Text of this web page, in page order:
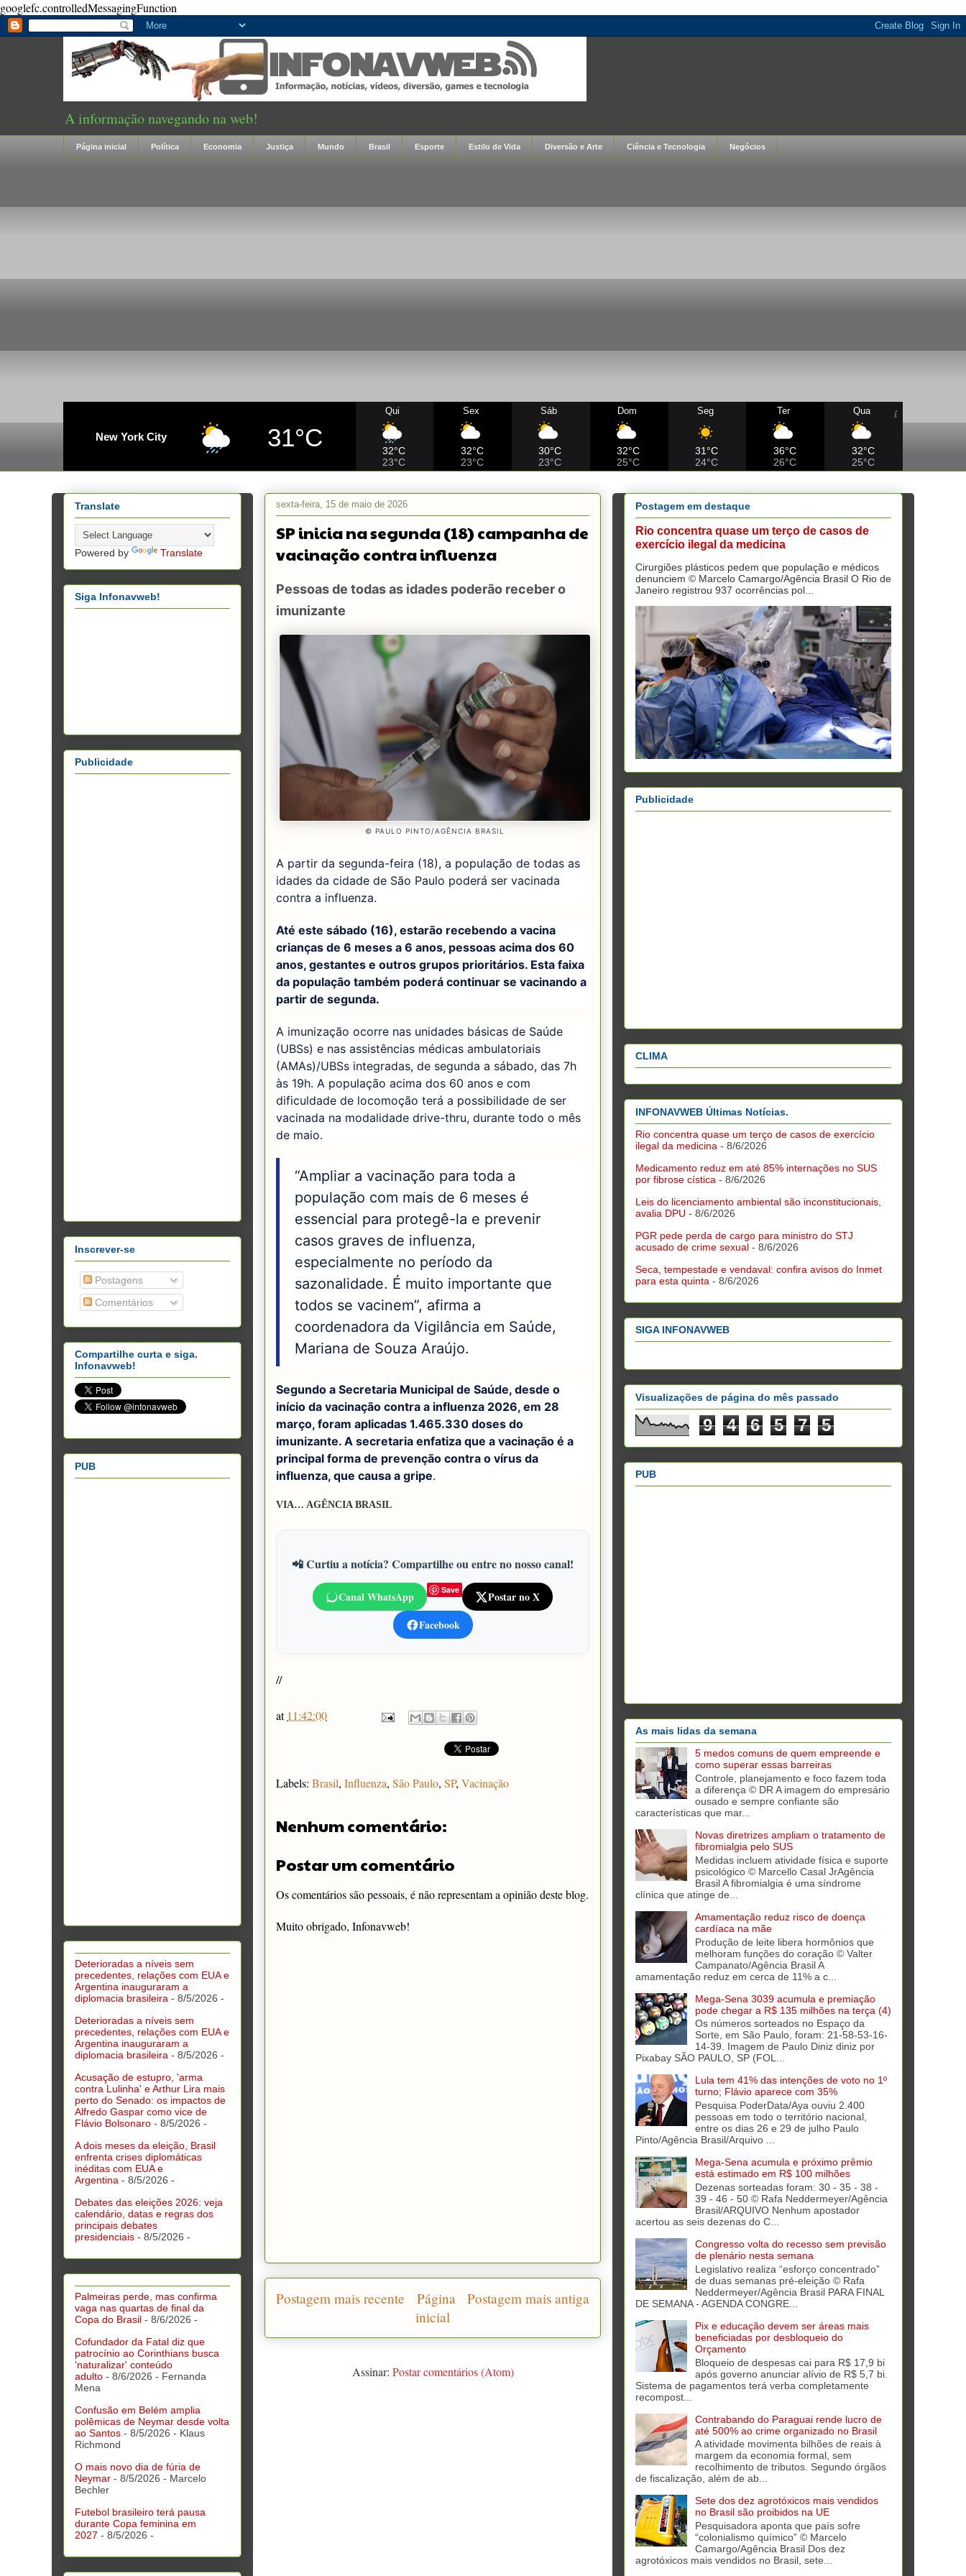
googlefc.controlledMessagingFunction
A informação navegando na web!
Página inicial Política Economia Justiça Mundo Brasil Esporte Estilo de Vida Diversão e Arte Ciência e Tecnologia Negócios
New York City 31°C
Qui
32°C
23°C
Sex
32°C
23°C
Sáb
30°C
23°C
Dom
32°C
25°C
Seg
31°C
24°C
Ter
36°C
26°C
Qua
32°C
25°C
sexta-feira, 15 de maio de 2026
SP inicia na segunda (18) campanha de
vacinação contra influenza
Pessoas de todas as idades poderão receber o
imunizante
© PAULO PINTO/AGÊNCIA BRASIL
A partir da segunda-feira (18), a população de todas as
idades da cidade de São Paulo poderá ser vacinada
contra a influenza.
Até este sábado (16), estarão recebendo a vacina
crianças de 6 meses a 6 anos, pessoas acima dos 60
anos, gestantes e outros grupos prioritários. Esta faixa
da população também poderá continuar se vacinando a
partir de segunda.
A imunização ocorre nas unidades básicas de Saúde
(UBSs) e nas assistências médicas ambulatoriais
(AMAs)/UBSs integradas, de segunda a sábado, das 7h
às 19h. A população acima dos 60 anos e com
dificuldade de locomoção terá a possibilidade de ser
vacinada na modalidade drive-thru, durante todo o mês
de maio.
“Ampliar a vacinação para toda a
população com mais de 6 meses é
essencial para protegê-la e prevenir
casos graves de influenza,
especialmente no período da
sazonalidade. É muito importante que
todos se vacinem”, afirma a
coordenadora da Vigilância em Saúde,
Mariana de Souza Araújo.
Segundo a Secretaria Municipal de Saúde, desde o
início da vacinação contra a influenza 2026, em 28
março, foram aplicadas 1.465.330 doses do
imunizante. A secretaria enfatiza que a vacinação é a
principal forma de prevenção contra o vírus da
influenza, que causa a gripe.
VIA… AGÊNCIA BRASIL
📲 Curtiu a notícia? Compartilhe ou entre no nosso canal!
Canal WhatsApp Save
Postar no X
Facebook
//
at 11:42:00
Labels: Brasil, Influenza, São Paulo, SP, Vacinação
Nenhum comentário:
Postar um comentário
Os comentários são pessoais, é não representam a opinião deste blog.
Muito obrigado, Infonavweb!
Postagem mais recente Postagem mais antiga
Página
inicial
Assinar: Postar comentários (Atom)
Translate
Powered by Translate
Siga Infonavweb!
Publicidade
Inscrever-se
Postagens
Comentários
Compartilhe curta e siga.
Infonavweb!
PUB
Deterioradas a níveis sem
precedentes, relações com EUA e
Argentina inauguraram a
diplomacia brasileira - 8/5/2026 -
Deterioradas a níveis sem
precedentes, relações com EUA e
Argentina inauguraram a
diplomacia brasileira - 8/5/2026 -
Acusação de estupro, 'arma
contra Lulinha' e Arthur Lira mais
perto do Senado: os impactos de
Alfredo Gaspar como vice de
Flávio Bolsonaro - 8/5/2026 -
A dois meses da eleição, Brasil
enfrenta crises diplomáticas
inéditas com EUA e
Argentina - 8/5/2026 -
Debates das eleições 2026: veja
calendário, datas e regras dos
principais debates
presidenciais - 8/5/2026 -
Palmeiras perde, mas confirma
vaga nas quartas de final da
Copa do Brasil - 8/6/2026 -
Cofundador da Fatal diz que
patrocínio ao Corinthians busca
'naturalizar' conteúdo
adulto - 8/6/2026 - Fernanda
Mena
Confusão em Belém amplia
polêmicas de Neymar desde volta
ao Santos - 8/5/2026 - Klaus
Richmond
O mais novo dia de fúria de
Neymar - 8/5/2026 - Marcelo
Bechler
Futebol brasileiro terá pausa
durante Copa feminina em
2027 - 8/5/2026 -
Postagem em destaque
Rio concentra quase um terço de casos de
exercício ilegal da medicina
Cirurgiões plásticos pedem que população e médicos
denunciem © Marcelo Camargo/Agência Brasil O Rio de
Janeiro registrou 937 ocorrências pol...
Publicidade
CLIMA
INFONAVWEB Últimas Notícias.
Rio concentra quase um terço de casos de exercício
ilegal da medicina - 8/6/2026
Medicamento reduz em até 85% internações no SUS
por fibrose cística - 8/6/2026
Leis do licenciamento ambiental são inconstitucionais,
avalia DPU - 8/6/2026
PGR pede perda de cargo para ministro do STJ
acusado de crime sexual - 8/6/2026
Seca, tempestade e vendaval: confira avisos do Inmet
para esta quinta - 8/6/2026
SIGA INFONAVWEB
Visualizações de página do mês passado
9 4 6 5 7 5
PUB
As mais lidas da semana
5 medos comuns de quem empreende e
como superar essas barreiras
Controle, planejamento e foco fazem toda
a diferença © DR A imagem do empresário
ousado e sempre confiante são
características que mar...
Novas diretrizes ampliam o tratamento de
fibromialgia pelo SUS
Medidas incluem atividade física e suporte
psicológico © Marcello Casal JrAgência
Brasil A fibromialgia é uma síndrome
clínica que atinge de...
Amamentação reduz risco de doença
cardíaca na mãe
Produção de leite libera hormônios que
melhoram funções do coração © Valter
Campanato/Agência Brasil A
amamentação reduz em cerca de 11% a c...
Mega-Sena 3039 acumula e premiação
pode chegar a R$ 135 milhões na terça (4)
Os números sorteados no Espaço da
Sorte, em São Paulo, foram: 21-58-53-16-
14-39. Imagem de Paulo Diniz diniz por
Pixabay SÃO PAULO, SP (FOL...
Lula tem 41% das intenções de voto no 1º
turno; Flávio aparece com 35%
Pesquisa PoderData/Aya ouviu 2.400
pessoas em todo o território nacional,
entre os dias 26 e 29 de julho Paulo
Pinto/Agência Brasil/Arquivo ...
Mega-Sena acumula e próximo prêmio
está estimado em R$ 100 milhões
Dezenas sorteadas foram: 30 - 35 - 38 -
39 - 46 - 50 © Rafa Neddermeyer/Agência
Brasil/ARQUIVO Nenhum apostador
acertou as seis dezenas do C...
Congresso volta do recesso sem previsão
de plenário nesta semana
Legislativo realiza “esforço concentrado”
de duas semanas pré-eleição © Rafa
Neddermeyer/Agência Brasil PARA FINAL
DE SEMANA - AGENDA CONGRE...
Pix e educação devem ser áreas mais
beneficiadas por desbloqueio do
Orçamento
Bloqueio de despesas cai para R$ 17,9 bi
após governo anunciar alívio de R$ 5,7 bi.
Sistema de pagamentos terá verba completamente
recompost...
Contrabando do Paraguai rende lucro de
até 500% ao crime organizado no Brasil
A atividade movimenta bilhões de reais à
margem da economia formal, sem
recolhimento de tributos. Segundo órgãos
de fiscalização, além de ab...
Sete dos dez agrotóxicos mais vendidos
no Brasil são proibidos na UE
Pesquisadora aponta que país sofre
“colonialismo químico” © Marcelo
Camargo/Agência Brasil Dos dez
agrotóxicos mais vendidos no Brasil, sete...